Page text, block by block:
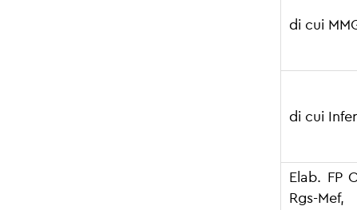
di cui
di cui
Elab. FP
Rgs-